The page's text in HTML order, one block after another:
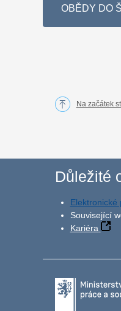
OBĚDY DO
Na začátek
Důležité
Elektronické
Související
Kariéra